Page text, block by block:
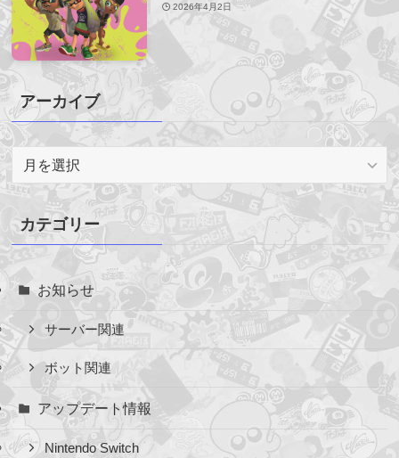
2026年4月2日
アーカイブ
ア
イ
ブ
カテゴリー
お知らせ
サーバー関連
ボット関連
アップデート情報
Nintendo Switch